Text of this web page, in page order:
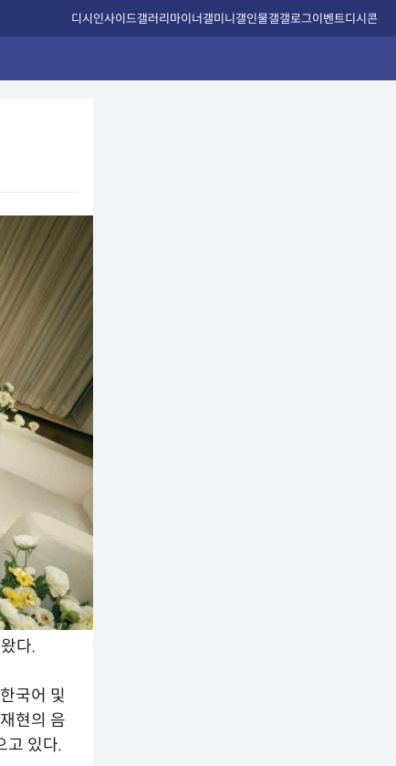
디시인사이드갤러리마이너갤미니갤인물갤갤로그이벤트디시콘
다.
국어 및
현의 음
고 있다.